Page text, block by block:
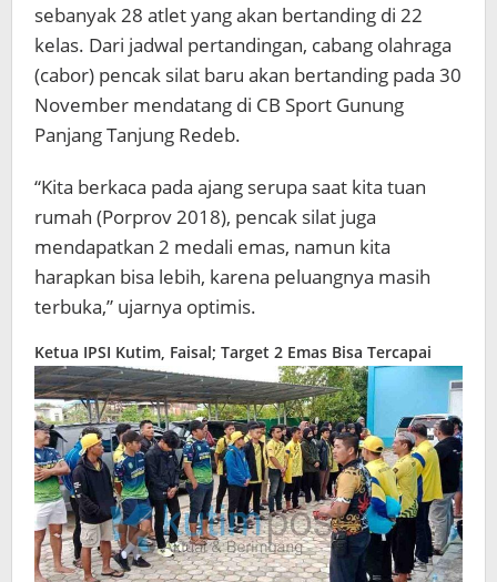
sebanyak 28 atlet yang akan bertanding di 22
kelas. Dari jadwal pertandingan, cabang olahraga
(cabor) pencak silat baru akan bertanding pada 30
November mendatang di CB Sport Gunung
Panjang Tanjung Redeb.
“Kita berkaca pada ajang serupa saat kita tuan
rumah (Porprov 2018), pencak silat juga
mendapatkan 2 medali emas, namun kita
harapkan bisa lebih, karena peluangnya masih
terbuka,” ujarnya optimis.
Ketua IPSI Kutim, Faisal; Target 2 Emas Bisa Tercapai